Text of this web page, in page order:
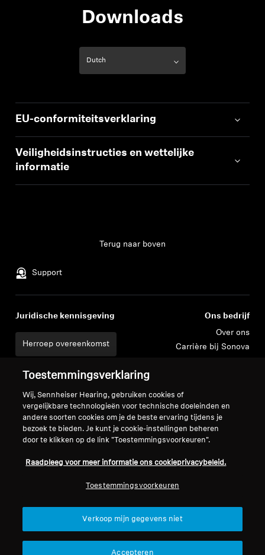
Downloads
EU-conformiteitsverklaring
Veiligheidsinstructies en wettelijke
informatie
Support
Terug naar boven
Juridische kennisgeving
Herroep overeenkomst
Algemene verkoopvoorwaarden
voor online verkoop aan
consumenten
Beleid voor gecoördineerde
openbaarmaking van
Ons bedrijf
Over ons
Carrière bij Sonova
Sennheiser Consumer
merkambassadeurs
Toestemmingsverklaring
Wij, Sennheiser Hearing, gebruiken cookies of
vergelijkbare technologieën voor technische doeleinden en
andere soorten cookies om je de beste ervaring tijdens je
bezoek te bieden. Je kunt je cookie-instellingen beheren
door te klikken op de link "Toestemmingsvoorkeuren".
Raadpleeg voor meer informatie ons cookieprivacybeleid.
Toestemmingsvoorkeuren
Verkoop mijn gegevens niet
Accepteren